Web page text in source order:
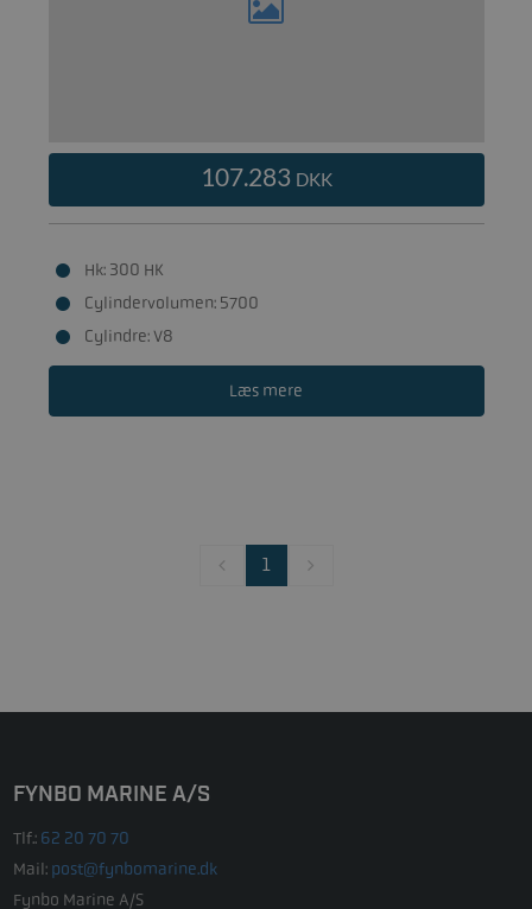
107.283 DKK
Hk: 300 HK
Cylindervolumen: 5700
Cylindre: V8
Læs mere
1
FYNBO MARINE A/S
Tlf.: 62 20 70 70
Mail: post@fynbomarine.dk
Fynbo Marine A/S